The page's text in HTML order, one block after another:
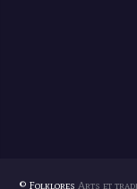
© Folklores Arts et